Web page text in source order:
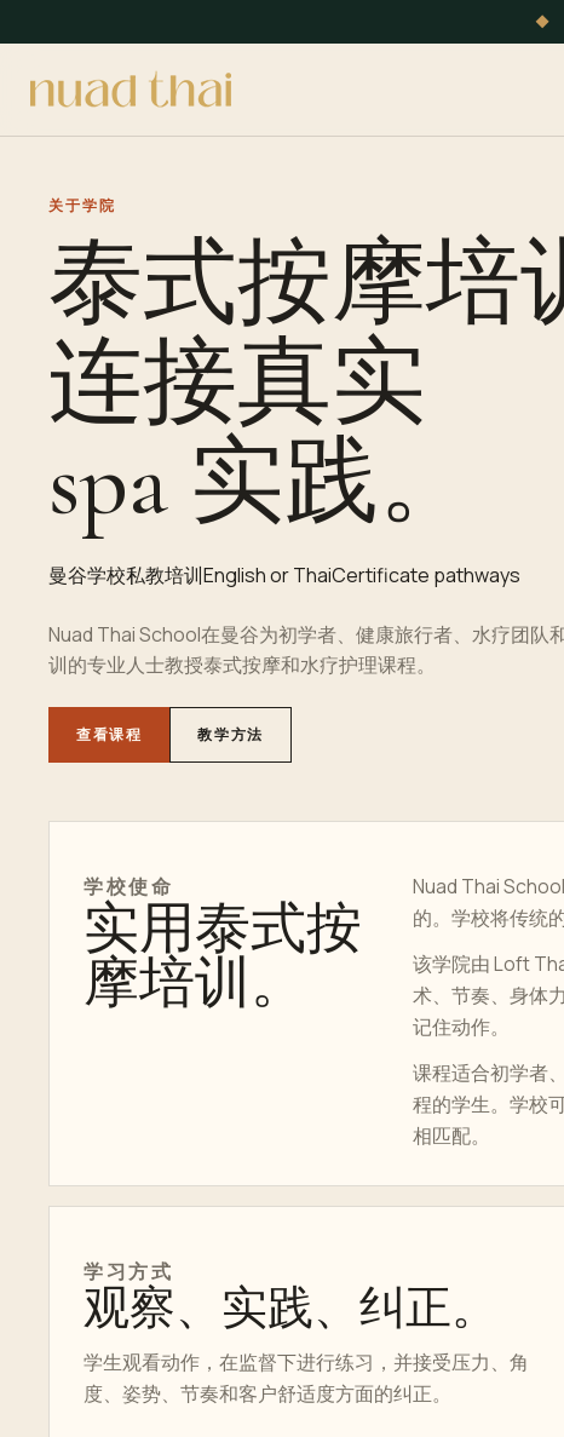
◆
关于学院
泰式按摩培
连接真实
spa 实践。
曼谷学校私教培训English or ThaiCertificate pathways
Nuad Thai School在曼谷为初学者、健康旅行者、水疗团队
训的专业人士教授泰式按摩和水疗护理课程。
查看课程 教学方法
学校使命
实用泰式按
摩培训。
Nuad Thai
的。学校将传统
该学院由 Loft
术、节奏、身体
记住动作。
课程适合初学者
程的学生。学校
相匹配。
学习方式
观察、实践、纠正。
学生观看动作，在监督下进行练习，并接受压力、角
度、姿势、节奏和客户舒适度方面的纠正。